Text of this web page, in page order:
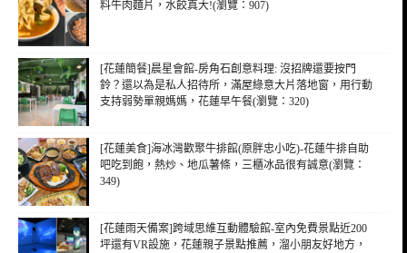
料牛肉麵片，水餃真大!(瀏覽：907)
[花蓮簡餐]晨星會館-房角石創意料理: 沒招牌還要按門
鈴？還以為是私人招待所，滿屋綠意大片落地窗，用行動
支持弱勢單親媽媽，花蓮早午餐(瀏覽：320)
[花蓮美食]海冰灣歡聚牛排館(原胖忠小吃)-花蓮牛排自助
吧吃到飽，熱炒、地瓜薯條，三櫃冰品很有誠意(瀏覽：
349)
[花蓮雨天備案]跨域思維互動體驗館-室內免費景點近200
坪還有VR設施，花蓮親子景點推薦，溜小朋友好地方，